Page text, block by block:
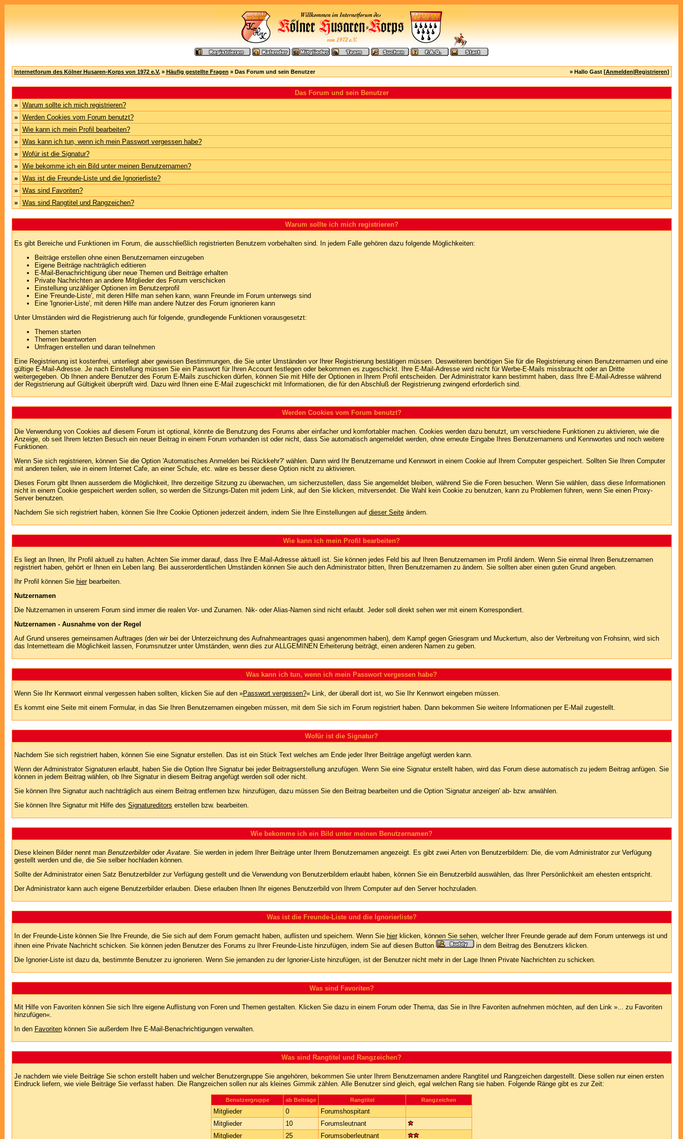
Internetforum des Kölner Husaren-Korps von 1972 e.V.» Häufig gestellte Fragen » Das Forum und sein Benutzer » Hallo Gast [Anmelden|Registrieren]
Das Forum und sein Benutzer
»
Warum sollte ich mich registrieren?
»
Werden Cookies vom Forum benutzt?
»
Wie kann ich mein Profil bearbeiten?
»
Was kann ich tun, wenn ich mein Passwort vergessen habe?
»
Wofür ist die Signatur?
»
Wie bekomme ich ein Bild unter meinen Benutzernamen?
»
Was ist die Freunde-Liste und die Ignorierliste?
»
Was sind Favoriten?
»
Was sind Rangtitel und Rangzeichen?
Warum sollte ich mich registrieren?
Es gibt Bereiche und Funktionen im Forum, die ausschließlich registrierten Benutzern vorbehalten sind. In jedem Falle gehören dazu folgende Möglichkeiten:
Beiträge erstellen ohne einen Benutzernamen einzugeben
Eigene Beiträge nachträglich editieren
E-Mail-Benachrichtigung über neue Themen und Beiträge erhalten
Private Nachrichten an andere Mitglieder des Forum verschicken
Einstellung unzähliger Optionen im Benutzerprofil
Eine 'Freunde-Liste', mit deren Hilfe man sehen kann, wann Freunde im Forum unterwegs sind
Eine 'Ignorier-Liste', mit deren Hilfe man andere Nutzer des Forum ignorieren kann
Unter Umständen wird die Registrierung auch für folgende, grundlegende Funktionen vorausgesetzt:
Themen starten
Themen beantworten
Umfragen erstellen und daran teilnehmen
Eine Registrierung ist kostenfrei, unterliegt aber gewissen Bestimmungen, die Sie unter Umständen vor Ihrer Registrierung bestätigen müssen. Desweiteren benötigen Sie für die Registrierung einen Benutzernamen und eine
gültige E-Mail-Adresse. Je nach Einstellung müssen Sie ein Passwort für Ihren Account festlegen oder bekommen es zugeschickt. Ihre E-Mail-Adresse wird nicht für Werbe-E-Mails missbraucht oder an Dritte
weitergegeben. Ob Ihnen andere Benutzer des Forum E-Mails zuschicken dürfen, können Sie mit Hilfe der Optionen in Ihrem Profil entscheiden. Der Administrator kann bestimmt haben, dass Ihre E-Mail-Adresse während
der Registrierung auf Gültigkeit überprüft wird. Dazu wird Ihnen eine E-Mail zugeschickt mit Informationen, die für den Abschluß der Registrierung zwingend erforderlich sind.
Werden Cookies vom Forum benutzt?
Die Verwendung von Cookies auf diesem Forum ist optional, könnte die Benutzung des Forums aber einfacher und komfortabler machen. Cookies werden dazu benutzt, um verschiedene Funktionen zu aktivieren, wie die
Anzeige, ob seit Ihrem letzten Besuch ein neuer Beitrag in einem Forum vorhanden ist oder nicht, dass Sie automatisch angemeldet werden, ohne erneute Eingabe Ihres Benutzernamens und Kennwortes und noch weitere
Funktionen.
Wenn Sie sich registrieren, können Sie die Option 'Automatisches Anmelden bei Rückkehr?' wählen. Dann wird Ihr Benutzername und Kennwort in einem Cookie auf Ihrem Computer gespeichert. Sollten Sie Ihren Computer
mit anderen teilen, wie in einem Internet Cafe, an einer Schule, etc. wäre es besser diese Option nicht zu aktivieren.
Dieses Forum gibt Ihnen ausserdem die Möglichkeit, Ihre derzeitige Sitzung zu überwachen, um sicherzustellen, dass Sie angemeldet bleiben, während Sie die Foren besuchen. Wenn Sie wählen, dass diese Informationen
nicht in einem Cookie gespeichert werden sollen, so werden die Sitzungs-Daten mit jedem Link, auf den Sie klicken, mitversendet. Die Wahl kein Cookie zu benutzen, kann zu Problemen führen, wenn Sie einen Proxy-
Server benutzen.
Nachdem Sie sich registriert haben, können Sie Ihre Cookie Optionen jederzeit ändern, indem Sie Ihre Einstellungen auf dieser Seiteändern.
Wie kann ich mein Profil bearbeiten?
Es liegt an Ihnen, Ihr Profil aktuell zu halten. Achten Sie immer darauf, dass Ihre E-Mail-Adresse aktuell ist. Sie können jedes Feld bis auf Ihren Benutzernamen im Profil ändern. Wenn Sie einmal Ihren Benutzernamen
registriert haben, gehört er Ihnen ein Leben lang. Bei ausserordentlichen Umständen können Sie auch den Administrator bitten, Ihren Benutzernamen zu ändern. Sie sollten aber einen guten Grund angeben.
Ihr Profil können Sie hierbearbeiten.
Nutzernamen
Die Nutzernamen in unserem Forum sind immer die realen Vor- und Zunamen. Nik- oder Alias-Namen sind nicht erlaubt. Jeder soll direkt sehen wer mit einem Korrespondiert.
Nutzernamen - Ausnahme von der Regel
Auf Grund unseres gemeinsamen Auftrages (den wir bei der Unterzeichnung des Aufnahmeantrages quasi angenommen haben), dem Kampf gegen Griesgram und Muckertum, also der Verbreitung von Frohsinn, wird sich
das Internetteam die Möglichkeit lassen, Forumsnutzer unter Umständen, wenn dies zur ALLGEMINEN Erheiterung beiträgt, einen anderen Namen zu geben.
Was kann ich tun, wenn ich mein Passwort vergessen habe?
Wenn Sie Ihr Kennwort einmal vergessen haben sollten, klicken Sie auf den »Passwort vergessen?« Link, der überall dort ist, wo Sie Ihr Kennwort eingeben müssen.
Es kommt eine Seite mit einem Formular, in das Sie Ihren Benutzernamen eingeben müssen, mit dem Sie sich im Forum registriert haben. Dann bekommen Sie weitere Informationen per E-Mail zugestellt.
Wofür ist die Signatur?
Nachdem Sie sich registriert haben, können Sie eine Signatur erstellen. Das ist ein Stück Text welches am Ende jeder Ihrer Beiträge angefügt werden kann.
Wenn der Administrator Signaturen erlaubt, haben Sie die Option Ihre Signatur bei jeder Beitragserstellung anzufügen. Wenn Sie eine Signatur erstellt haben, wird das Forum diese automatisch zu jedem Beitrag anfügen. Sie
können in jedem Beitrag wählen, ob Ihre Signatur in diesem Beitrag angefügt werden soll oder nicht.
Sie können Ihre Signatur auch nachträglich aus einem Beitrag entfernen bzw. hinzufügen, dazu müssen Sie den Beitrag bearbeiten und die Option 'Signatur anzeigen' ab- bzw. anwählen.
Sie können Ihre Signatur mit Hilfe des Signatureditors erstellen bzw. bearbeiten.
Wie bekomme ich ein Bild unter meinen Benutzernamen?
Diese kleinen Bilder nennt man BenutzerbilderoderAvatare. Sie werden in jedem Ihrer Beiträge unter Ihrem Benutzernamen angezeigt. Es gibt zwei Arten von Benutzerbildern: Die, die vom Administrator zur Verfügung
gestellt werden und die, die Sie selber hochladen können.
Sollte der Administrator einen Satz Benutzerbilder zur Verfügung gestellt und die Verwendung von Benutzerbildern erlaubt haben, können Sie ein Benutzerbild auswählen, das Ihrer Persönlichkeit am ehesten entspricht.
Der Administrator kann auch eigene Benutzerbilder erlauben. Diese erlauben Ihnen Ihr eigenes Benutzerbild von Ihrem Computer auf den Server hochzuladen.
Was ist die Freunde-Liste und die Ignorierliste?
In der Freunde-Liste können Sie Ihre Freunde, die Sie sich auf dem Forum gemacht haben, auflisten und speichern. Wenn Sie hierklicken, können Sie sehen, welcher Ihrer Freunde gerade auf dem Forum unterwegs ist und
ihnen eine Private Nachricht schicken. Sie können jeden Benutzer des Forums zu Ihrer Freunde-Liste hinzufügen, indem Sie auf diesen Button
in dem Beitrag des Benutzers klicken.
Die Ignorier-Liste ist dazu da, bestimmte Benutzer zu ignorieren. Wenn Sie jemanden zu der Ignorier-Liste hinzufügen, ist der Benutzer nicht mehr in der Lage Ihnen Private Nachrichten zu schicken.
Was sind Favoriten?
Mit Hilfe von Favoriten können Sie sich Ihre eigene Auflistung von Foren und Themen gestalten. Klicken Sie dazu in einem Forum oder Thema, das Sie in Ihre Favoriten aufnehmen möchten, auf den Link »... zu Favoriten
hinzufügen«.
In den Favoritenkönnen Sie außerdem Ihre E-Mail-Benachrichtigungen verwalten.
Was sind Rangtitel und Rangzeichen?
Je nachdem wie viele Beiträge Sie schon erstellt haben und welcher Benutzergruppe Sie angehören, bekommen Sie unter Ihrem Benutzernamen andere Rangtitel und Rangzeichen dargestellt. Diese sollen nur einen ersten
Eindruck liefern, wie viele Beiträge Sie verfasst haben. Die Rangzeichen sollen nur als kleines Gimmik zählen. Alle Benutzer sind gleich, egal welchen Rang sie haben. Folgende Ränge gibt es zur Zeit:
Benutzergruppe ab Beiträge Rangtitel Rangzeichen
Mitglieder 0
Forumshospitant
Mitglieder
10
Forumsleutnant
Mitglieder
25 Forumsoberleutnant